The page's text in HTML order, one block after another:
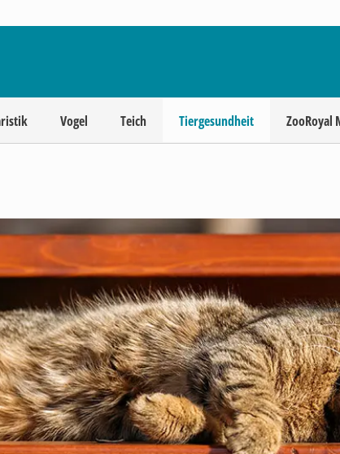
Vogel Teich Tiergesundheit ZooRoyal